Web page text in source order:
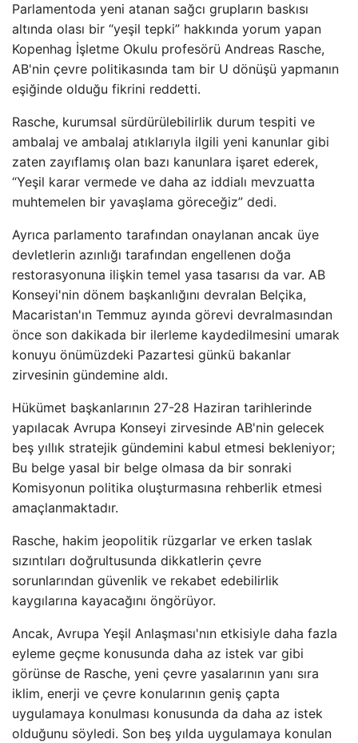
Parlamentoda yeni atanan sağcı grupların baskısı
altında olası bir “yeşil tepki” hakkında yorum yapan
Kopenhag İşletme Okulu profesörü Andreas Rasche,
AB'nin çevre politikasında tam bir U dönüşü yapmanın
eşiğinde olduğu fikrini reddetti.
Rasche, kurumsal sürdürülebilirlik durum tespiti ve
ambalaj ve ambalaj atıklarıyla ilgili yeni kanunlar gibi
zaten zayıflamış olan bazı kanunlara işaret ederek,
“Yeşil karar vermede ve daha az iddialı mevzuatta
muhtemelen bir yavaşlama göreceğiz” dedi.
Ayrıca parlamento tarafından onaylanan ancak üye
devletlerin azınlığı tarafından engellenen doğa
restorasyonuna ilişkin temel yasa tasarısı da var. AB
Konseyi'nin dönem başkanlığını devralan Belçika,
Macaristan'ın Temmuz ayında görevi devralmasından
önce son dakikada bir ilerleme kaydedilmesini umarak
konuyu önümüzdeki Pazartesi günkü bakanlar
zirvesinin gündemine aldı.
Hükümet başkanlarının 27-28 Haziran tarihlerinde
yapılacak Avrupa Konseyi zirvesinde AB'nin gelecek
beş yıllık stratejik gündemini kabul etmesi bekleniyor;
Bu belge yasal bir belge olmasa da bir sonraki
Komisyonun politika oluşturmasına rehberlik etmesi
amaçlanmaktadır.
Rasche, hakim jeopolitik rüzgarlar ve erken taslak
sızıntıları doğrultusunda dikkatlerin çevre
sorunlarından güvenlik ve rekabet edebilirlik
kaygılarına kayacağını öngörüyor.
Ancak, Avrupa Yeşil Anlaşması'nın etkisiyle daha fazla
eyleme geçme konusunda daha az istek var gibi
görünse de Rasche, yeni çevre yasalarının yanı sıra
iklim, enerji ve çevre konularının geniş çapta
uygulamaya konulması konusunda da daha az istek
olduğunu söyledi. Son beş yılda uygulamaya konulan